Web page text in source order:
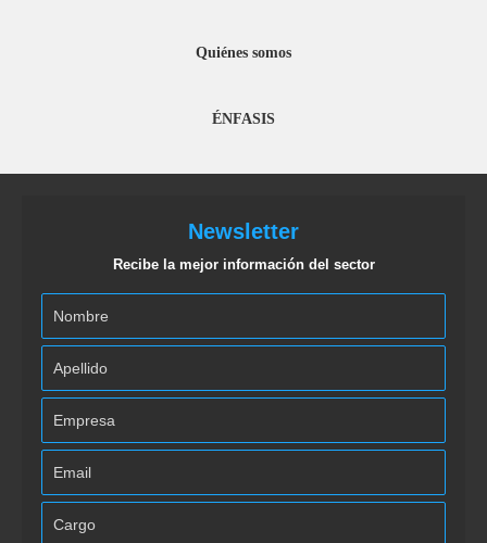
Quiénes somos
ÉNFASIS
Newsletter
Recibe la mejor información del sector